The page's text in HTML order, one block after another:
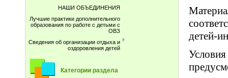
НАШИ ОБЪЕДИНЕНИЯ
Лучшие практики дополнительного
образования по работе с детьми с
ОВЗ
Сведения об организации отдыха и
оздоровления детей
Категории раздела
детей-